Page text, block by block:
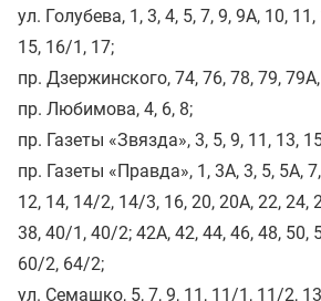
ул. Голубева, 1, 3, 4, 5, 7, 9, 9А, 10,
15, 16/1, 17;
пр. Дзержинского, 74, 76, 78, 79,
пр. Любимова, 4, 6, 8;
пр. Газеты «Звязда», 3, 5, 9, 11, 13,
пр. Газеты «Правда», 1, 3А, 3, 5, 5А,
12, 14, 14/2, 14/3, 16, 20, 20А, 22, 24,
38, 40/1, 40/2; 42А, 42, 44, 46, 48, 50,
60/2, 64/2;
ул. Семашко, 5, 7, 9, 11, 11/1, 11/2,